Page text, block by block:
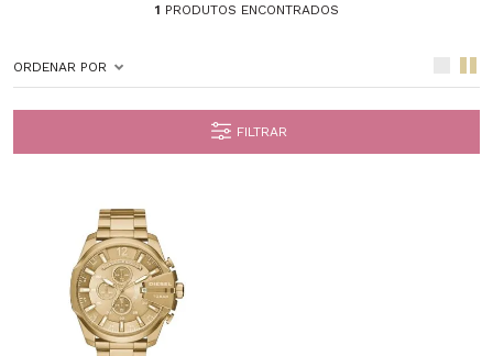
1 PRODUTOS ENCONTRADOS
ORDENAR POR
FILTRAR